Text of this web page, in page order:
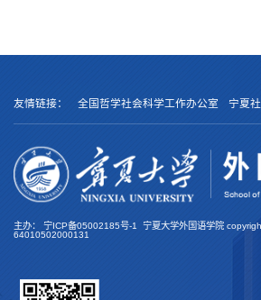
友情链接： 全国哲学社会科学工作办公室 宁夏
主办： 宁ICP备05002185号-1 宁夏大学外国语学院
64010502000131